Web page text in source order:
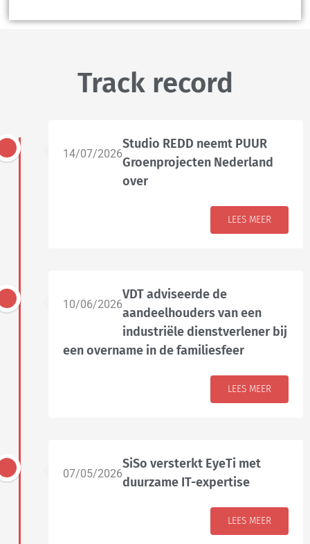
Track record
14/07/2026
Studio REDD neemt PUUR
Groenprojecten Nederland
over
LEES MEER
10/06/2026
VDT adviseerde de
aandeelhouders van een
industriële dienstverlener bij
een overname in de familiesfeer
LEES MEER
07/05/2026
SiSo versterkt EyeTi met
duurzame IT-expertise
LEES MEER